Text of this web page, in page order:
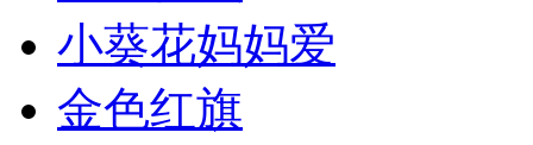
小葵花妈妈爱
金色红旗